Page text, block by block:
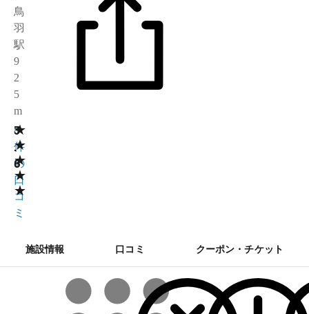
鳥
羽
駅
9
2
5
m
★
★
★
★
★
3
.
6
8
件
の
口
コ
ミ
施設情報 口コミ クーポン・チケット